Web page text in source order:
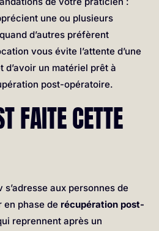
une ou plusieurs
d’autres préfèrent
vous évite l’attente d’une
un matériel prêt à
post-opératoire.
FAITE CETTE
aux personnes de
phase de récupération post-
reprennent après un